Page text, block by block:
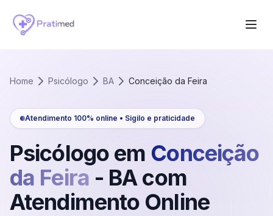
Home Psicólogo BA Conceição da Feira
Atendimento 100% online • Sigilo e praticidade
Psicólogo em Conceição
da Feira - BAcom
Atendimento Online